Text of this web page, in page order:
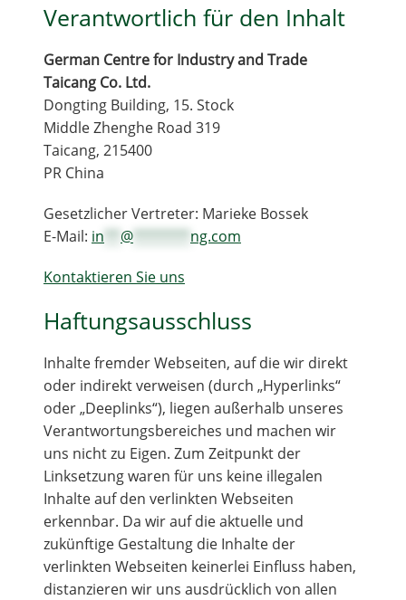
Mieterübersicht
Verantwortlich für den Inhalt
German Centre for Industry and Trade
Taicang Co. Ltd.
Dongting Building, 15. Stock
Middle Zhenghe Road 319
Taicang, 215400
PR China
Gesetzlicher Vertreter: Marieke Bossek
E-Mail: in @******* ng.com
Kontaktieren Sie uns
Haftungsausschluss
Inhalte fremder Webseiten, auf die wir direkt
oder indirekt verweisen (durch „Hyperlinks“
oder „Deeplinks“), liegen außerhalb unseres
Verantwortungsbereiches und machen wir
uns nicht zu Eigen. Zum Zeitpunkt der
Linksetzung waren für uns keine illegalen
Inhalte auf den verlinkten Webseiten
erkennbar. Da wir auf die aktuelle und
zukünftige Gestaltung die Inhalte der
verlinkten Webseiten keinerlei Einfluss haben,
distanzieren wir uns ausdrücklich von allen